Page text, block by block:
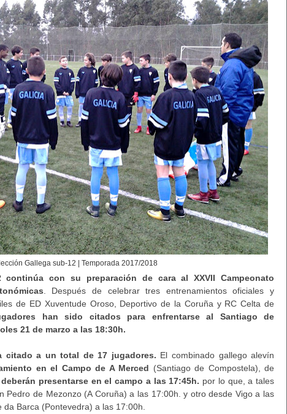
Gallega sub-12 | Temporada 2017/2018
continúa con su preparación de cara al XXVII Campeonato
. Después de celebrar tres entrenamientos oficiales y
de ED Xuventude Oroso, Deportivo de la Coruña y RC Celta de
han sido citados para enfrentarse al Santiago de
21 de marzo a las 18:30h.
citado a un total de 17 jugadores. El combinado gallego alevín
en el Campo de A Merced (Santiago de Compostela), de
presentarse en el campo a las 17:45h. por lo que, a tales
Pedro de Mezonzo (A Coruña) a las 17:00h. y otro desde Vigo a las
Barca (Pontevedra) a las 17:00h.